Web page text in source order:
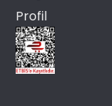
Profil